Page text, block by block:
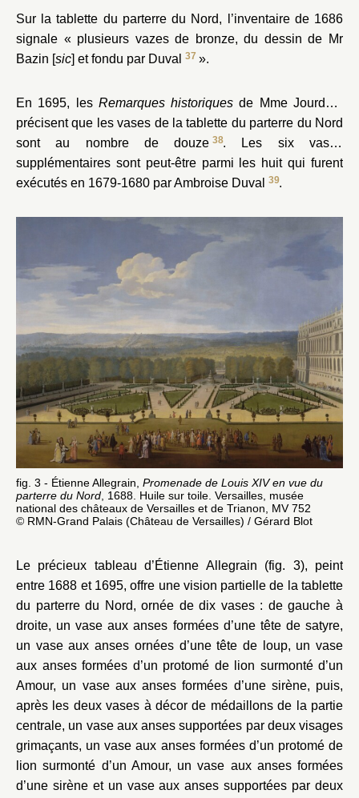
Sur la tablette du parterre du Nord, l’inventaire de 1686
signale « plusieurs vazes de bronze, du dessin de Mr
Bazin [sic] et fondu par Duval 37 ».
En 1695, les Remarques historiques de Mme Jourdain
précisent que les vases de la tablette du parterre du Nord
sont au nombre de douze 38. Les six vases
supplémentaires sont peut-être parmi les huit qui furent
exécutés en 1679-1680 par Ambroise Duval
39.
fig. 3 - Étienne Allegrain, Promenade de Louis XIV en vue du
parterre du Nord , 1688. Huile sur toile. Versailles, musée
national des châteaux de Versailles et de Trianon, MV 752
© RMN-Grand Palais (Château de Versailles) / Gérard Blot
Le précieux tableau d’Étienne Allegrain (fig. 3), peint
entre 1688 et 1695, offre une vision partielle de la tablette
du parterre du Nord, ornée de dix vases : de gauche à
droite, un vase aux anses formées d’une tête de satyre,
un vase aux anses ornées d’une tête de loup, un vase
aux anses formées d’un protomé de lion surmonté d’un
Amour, un vase aux anses formées d’une sirène, puis,
après les deux vases à décor de médaillons de la partie
centrale, un vase aux anses supportées par deux visages
grimaçants, un vase aux anses formées d’un protomé de
lion surmonté d’un Amour, un vase aux anses formées
d’une sirène et un vase aux anses supportées par deux